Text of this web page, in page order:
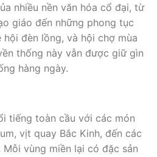
nhiều nền văn hóa cổ đại, từ
giáo đến những phong tục
đèn lồng, và hội chợ mùa
thống này vẫn được giữ gìn
hàng ngày.
tiếng toàn cầu với các món
vịt quay Bắc Kinh, đến các
Mỗi vùng miền lại có đặc sản